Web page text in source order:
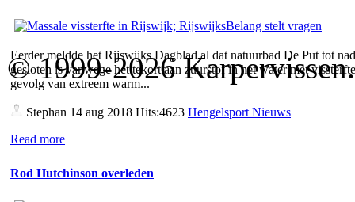
Eerder meldde het Rijswijks Dagblad al dat natuurbad De Put tot
gesloten is vanwege het tekort aan zuurstof in het water met
gevolg van extreem warm...
Stephan 14 aug 2018 Hits:4623 Hengelsport Nieuws
Read more
Rod Hutchinson overleden
© 1999-2026